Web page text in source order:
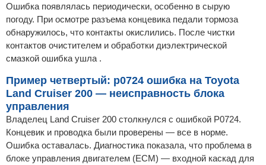
Ошибка появлялась периодически, особенно в сырую
погоду. При осмотре разъема концевика педали тормоза
обнаружилось, что контакты окислились. После чистки
контактов очистителем и обработки диэлектрической
смазкой ошибка ушла .
Пример четвертый: p0724 ошибка на Toyota
Land Cruiser 200 — неисправность блока
управления
Владелец Land Cruiser 200 столкнулся с ошибкой P0724.
Концевик и проводка были проверены — все в норме.
Ошибка оставалась. Диагностика показала, что проблема в
блоке управления двигателем (ECM) — входной каскад для